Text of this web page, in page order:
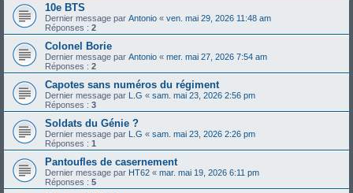
10e BTS
Dernier message par Antonio « ven. mai 29, 2026 11:48 am
Réponses : 2
Colonel Borie
Dernier message par Antonio « mer. mai 27, 2026 7:54 am
Réponses : 2
Capotes sans numéros du régiment
Dernier message par L.G « sam. mai 23, 2026 2:56 pm
Réponses : 3
Soldats du Génie ?
Dernier message par L.G « sam. mai 23, 2026 2:26 pm
Réponses : 1
Pantoufles de casernement
Dernier message par HT62 « mar. mai 19, 2026 6:11 pm
Réponses : 5